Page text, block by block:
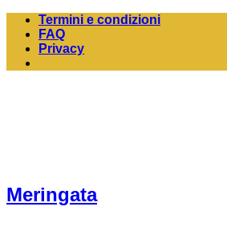
Salta
contenuti
Termini e condizioni
FAQ
Privacy
Meringata